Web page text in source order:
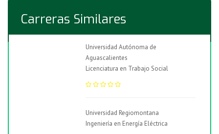
Carreras Similares
Universidad Autónoma de
Aguascalientes
Licenciatura en Trabajo Social
Universidad Regiomontana
Ingeniería en Energía Eléctrica